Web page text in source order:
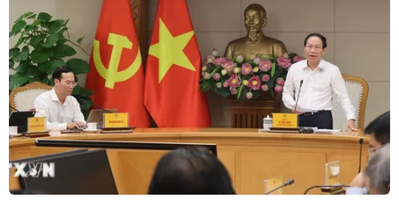
TIN CÙNG CHUYÊN MỤC
An Giang: Cháy lớn ở khu dân cư
khiến 5 căn nhà bị hư hại
06/08/2026 16:12